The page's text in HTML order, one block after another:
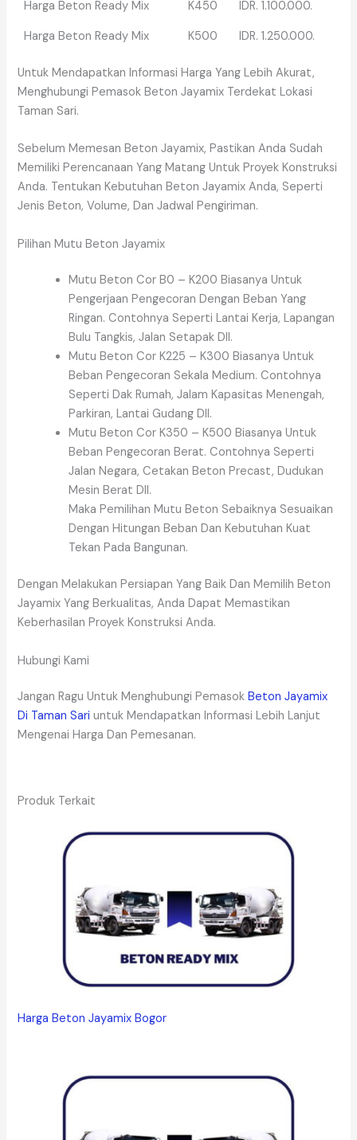
Harga Beton Ready Mix K450
IDR. 1.100.000.
Harga Beton Ready Mix
K500 IDR. 1.250.000.
Untuk Mendapatkan Informasi Harga Yang Lebih Akurat,
Menghubungi Pemasok Beton Jayamix Terdekat Lokasi
Taman Sari.
Sebelum Memesan Beton Jayamix, Pastikan Anda Sudah
Memiliki Perencanaan Yang Matang Untuk Proyek Konstruksi
Anda. Tentukan Kebutuhan Beton Jayamix Anda, Seperti
Jenis Beton, Volume, Dan Jadwal Pengiriman.
Pilihan Mutu Beton Jayamix
Mutu Beton Cor B0 – K200 Biasanya Untuk
Pengerjaan Pengecoran Dengan Beban Yang
Ringan. Contohnya Seperti Lantai Kerja, Lapangan
Bulu Tangkis, Jalan Setapak Dll.
Mutu Beton Cor K225 – K300 Biasanya Untuk
Beban Pengecoran Sekala Medium. Contohnya
Seperti Dak Rumah, Jalam Kapasitas Menengah,
Parkiran, Lantai Gudang Dll.
Mutu Beton Cor K350 – K500 Biasanya Untuk
Beban Pengecoran Berat. Contohnya Seperti
Jalan Negara, Cetakan Beton Precast, Dudukan
Mesin Berat Dll.
Maka Pemilihan Mutu Beton Sebaiknya Sesuaikan
Dengan Hitungan Beban Dan Kebutuhan Kuat
Tekan Pada Bangunan.
Dengan Melakukan Persiapan Yang Baik Dan Memilih Beton
Jayamix Yang Berkualitas, Anda Dapat Memastikan
Keberhasilan Proyek Konstruksi Anda.
Hubungi Kami
Jangan Ragu Untuk Menghubungi PemasokBeton Jayamix
Di Taman Sari untuk Mendapatkan Informasi Lebih Lanjut
Mengenai Harga Dan Pemesanan.
Produk Terkait
Harga Beton Jayamix Bogor